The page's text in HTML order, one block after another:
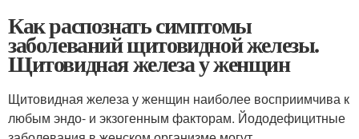
Как распознать симптомы
заболеваний щитовидной железы.
Щитовидная железа у женщин
Щитовидная железа у женщин наиболее восприимчива к
любым эндо- и экзогенным факторам. Йододефицитные